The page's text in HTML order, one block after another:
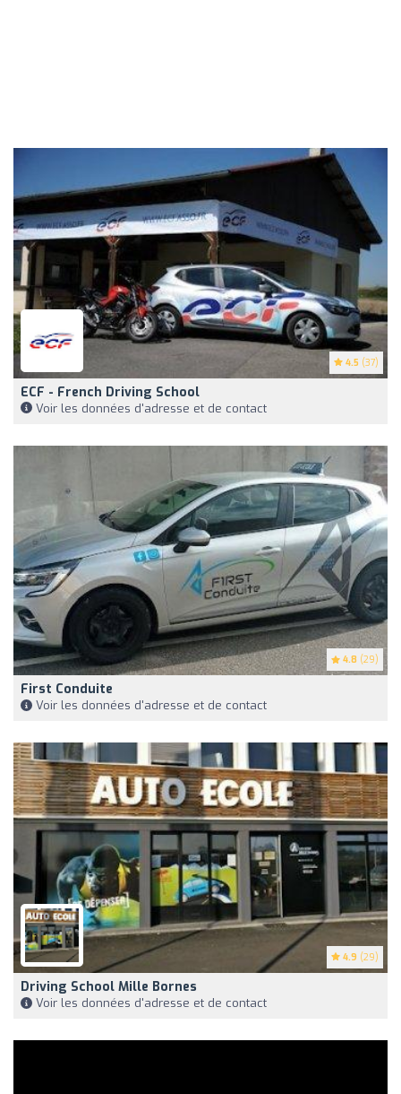
4.5 (37)
ECF - French Driving School
Voir les données d'adresse et de contact
4.8 (29)
First Conduite
Voir les données d'adresse et de contact
4.9 (29)
Driving School Mille Bornes
Voir les données d'adresse et de contact